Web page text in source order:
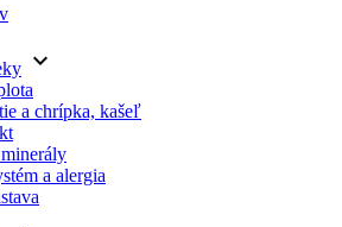
keyboard_arrow_down
a chrípka, kašeľ
a alergia